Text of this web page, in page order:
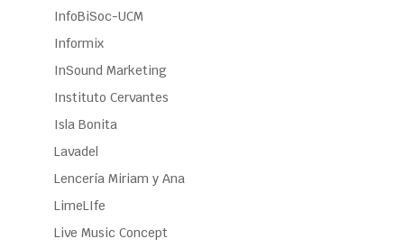
InfoBiSoc-UCM
Informix
InSound Marketing
Instituto Cervantes
Isla Bonita
Lavadel
Lencería Miriam y Ana
LimeLIfe
Live Music Concept